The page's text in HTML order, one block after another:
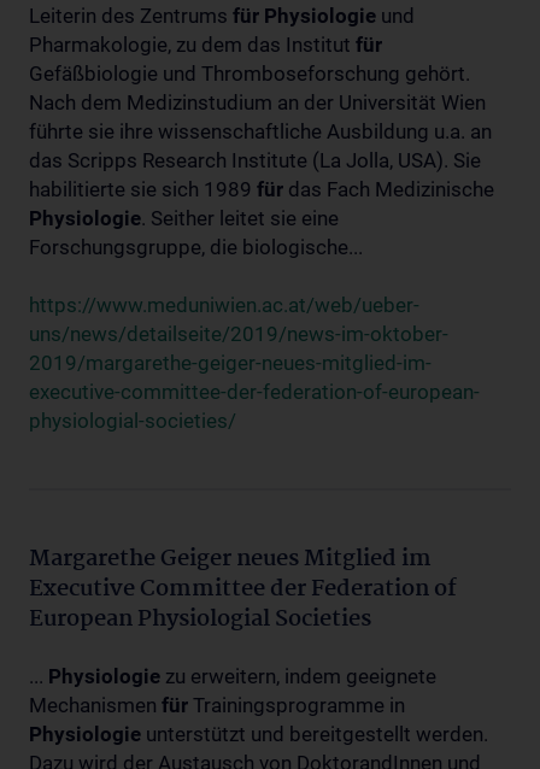
Leiterin des Zentrums für Physiologie und
Pharmakologie, zu dem das Institut für
Gefäßbiologie und Thromboseforschung gehört.
Nach dem Medizinstudium an der Universität Wien
führte sie ihre wissenschaftliche Ausbildung u.a. an
das Scripps Research Institute (La Jolla, USA). Sie
habilitierte sie sich 1989 für das Fach Medizinische
Physiologie. Seither leitet sie eine
Forschungsgruppe, die biologische...
https://www.meduniwien.ac.at/web/ueber-
uns/news/detailseite/2019/news-im-oktober-
2019/margarethe-geiger-neues-mitglied-im-
executive-committee-der-federation-of-european-
physiologial-societies/
Margarethe Geiger neues Mitglied im
Executive Committee der Federation of
European Physiologial Societies
... Physiologie zu erweitern, indem geeignete
Mechanismen für Trainingsprogramme in
Physiologie unterstützt und bereitgestellt werden.
Dazu wird der Austausch von DoktorandInnen und